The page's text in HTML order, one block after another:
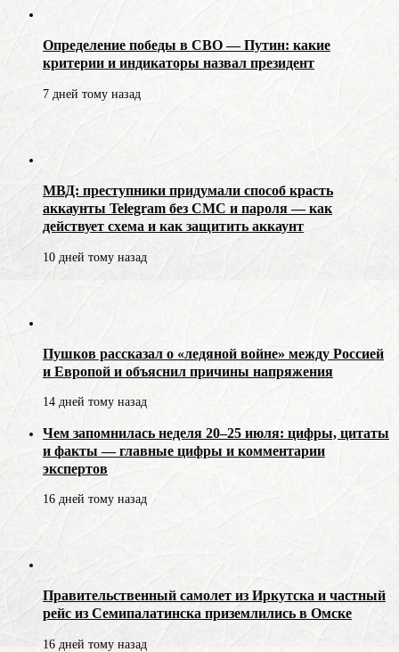
Определение победы в СВО — Путин: какие
критерии и индикаторы назвал президент
7 дней тому назад
МВД: преступники придумали способ красть
аккаунты Telegram без СМС и пароля — как
действует схема и как защитить аккаунт
10 дней тому назад
Пушков рассказал о «ледяной войне» между Россией
и Европой и объяснил причины напряжения
14 дней тому назад
Чем запомнилась неделя 20–25 июля: цифры, цитаты
и факты — главные цифры и комментарии
экспертов
16 дней тому назад
Правительственный самолет из Иркутска и частный
рейс из Семипалатинска приземлились в Омске
16 дней тому назад